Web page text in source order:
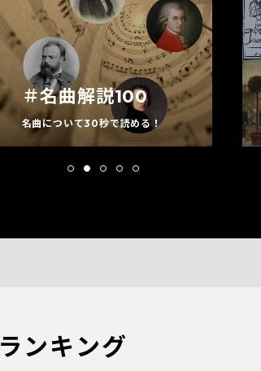
＃名曲解説100
名曲について30秒で読める！
ランキング